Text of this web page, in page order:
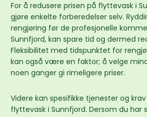
For å redusere prisen på flyttevask i
gjøre enkelte forberedelser selv.
rengjøring før de profesjonelle
Sunnfjord, kan spare tid og dermed
Fleksibilitet med tidspunktet for
kan også være en faktor; å velge
noen ganger gi rimeligere priser.
Videre kan spesifikke tjenester og
flyttevask i Sunnfjord. Dersom du har